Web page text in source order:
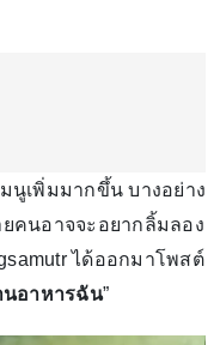
นูเพิ่มมากขึ้น บางอย่าง
คนอาจจะอยากลิ้มลอง
ได้ออกมาโพสต์
นอาหารฉัน”